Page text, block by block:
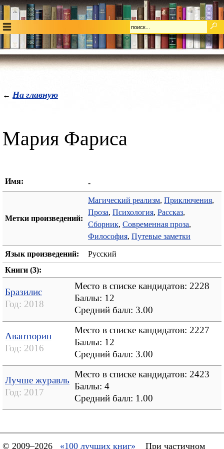
← На главную
Мария Фариса
Имя: -
Метки произведений:
Магический реализм, Приключения,
Проза, Психология, Рассказ,
Сборник, Современная проза,
Философия, Путевые заметки
Язык произведений:
Русский
Книги (3):
Бразилис
Год: 2018
Место в списке кандидатов: 2228
Баллы: 12
Средний балл: 3.00
Авантюрин
Год: 2016
Место в списке кандидатов: 2227
Баллы: 12
Средний балл: 3.00
Лучше журавль
Год: 2017
Место в списке кандидатов: 2423
Баллы: 4
Средний балл: 1.00
© 2009–2026 «100 лучших книг» При частичном